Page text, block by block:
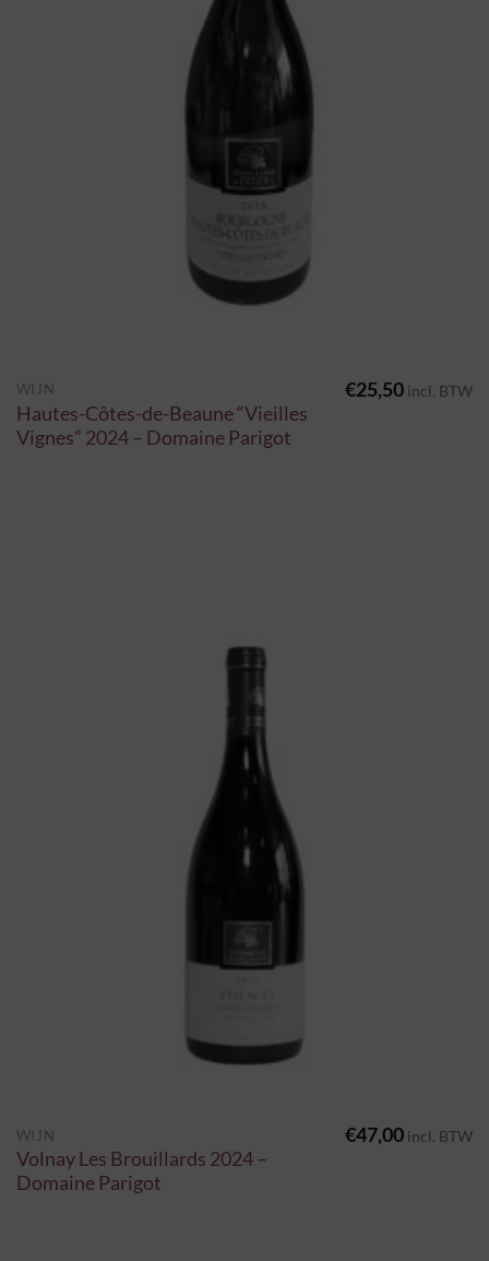
WIJN
Hautes-Côtes-de-Beaune “Vieilles
Vignes” 2024 – Domaine Parigot
€25,50 incl. BTW
WIJN
Volnay Les Brouillards 2024 –
Domaine Parigot
€47,00 incl. BTW